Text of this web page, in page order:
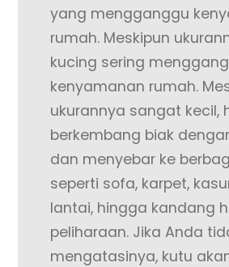
yang mengganggu
rumah. Meskipun
kucing sering
kenyamanan rumah.
ukurannya sangat kecil,
berkembang biak
dan menyebar ke
seperti sofa, karpet,
lantai, hingga kandang
peliharaan. Jika Anda
mengatasinya, kutu